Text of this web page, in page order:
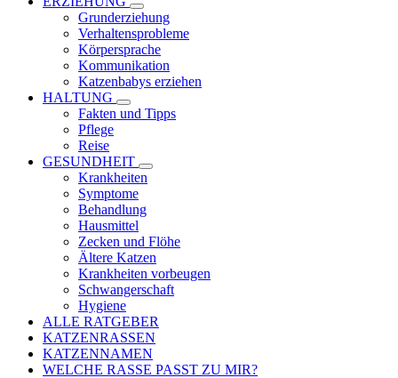
Grunderziehung
Verhaltensprobleme
Körpersprache
Kommunikation
Katzenbabys erziehen
HALTUNG
Fakten und Tipps
Pflege
Reise
GESUNDHEIT
Krankheiten
Symptome
Behandlung
Hausmittel
Zecken und Flöhe
Ältere Katzen
Krankheiten vorbeugen
Schwangerschaft
Hygiene
ALLE RATGEBER
KATZENRASSEN
KATZENNAMEN
WELCHE RASSE PASST ZU MIR?